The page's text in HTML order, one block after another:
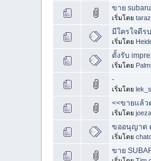
ขาย
เริ่มโดย
มีใครใจดีร
เริ่มโดย
ตั้งรับ
เริ่มโดย
-
เริ่มโดย
<<ขายแล้ว
เริ่มโดย
ขออนุญาต
เริ่มโดย
ขาย